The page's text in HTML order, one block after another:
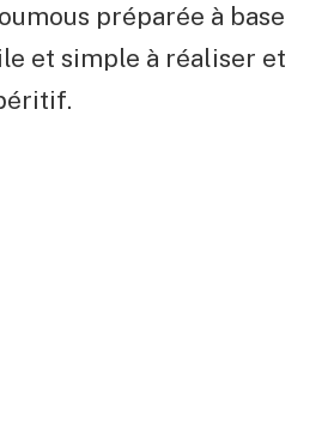
préparée à base
et simple à réaliser et